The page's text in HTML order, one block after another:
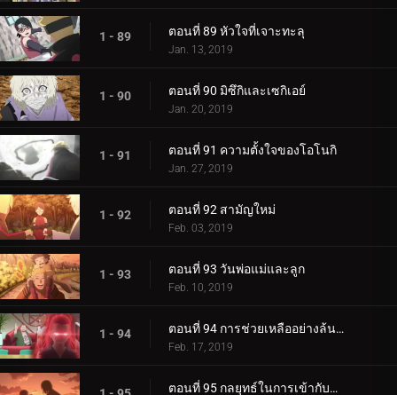
1 - 89 ตอนที่ 89 หัวใจที่เจาะทะลุ
Jan. 13, 2019
1 - 90 ตอนที่ 90 มิซึกิและเซกิเอย์
Jan. 20, 2019
1 - 91 ตอนที่ 91 ความตั้งใจของโอโนกิ
Jan. 27, 2019
1 - 92 ตอนที่ 92 สามัญใหม่
Feb. 03, 2019
1 - 93 ตอนที่ 93 วันพ่อแม่และลูก
Feb. 10, 2019
1 - 94 ตอนที่ 94 การช่วยเหลืออย่างล้นหลาม! แข่งกิน!
Feb. 17, 2019
ตอนที่ 95 กลยุทธ์ในการเข้ากับลูกสาวของคุณ